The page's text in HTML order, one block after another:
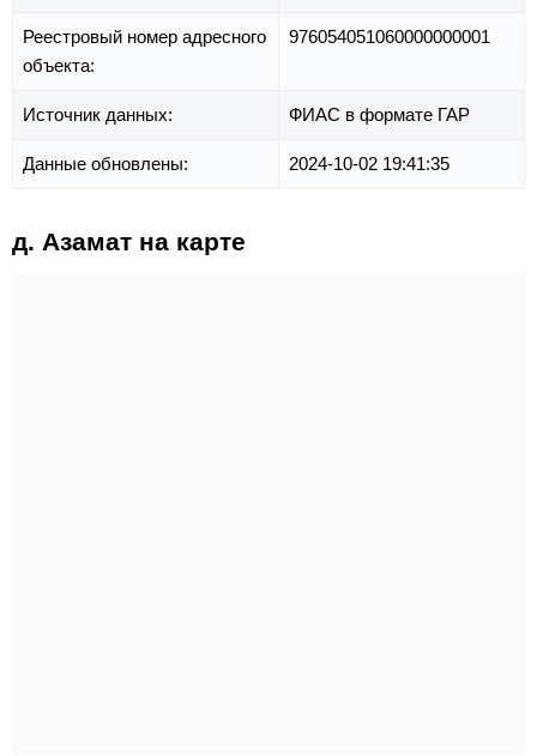
Реестровый номер адресного
объекта:
976054051060000000001
Источник данных: ФИАС в формате ГАР
Данные обновлены: 2024-10-02 19:41:35
д. Азамат на карте